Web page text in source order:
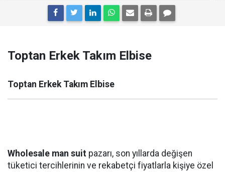
Toptan Erkek Takım Elbise
Toptan Erkek Takım Elbise
Wholesale man suit pazarı, son yıllarda değişen
tüketici tercihlerinin ve rekabetçi fiyatlarla kişiye özel